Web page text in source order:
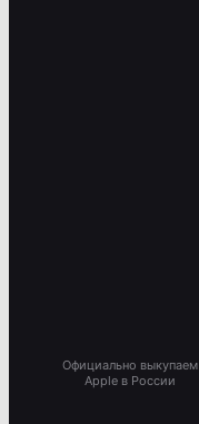
Официально выкупаем
Apple в России